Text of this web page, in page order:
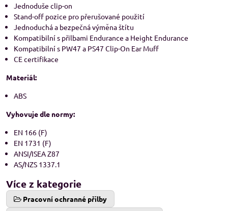
Jednoduše clip-on
Stand-off pozice pro přerušované použití
Jednoduchá a bezpečná výměna štítu
Kompatibilní s přilbami Endurance a Height Endurance
Kompatibilní s PW47 a PS47 Clip-On Ear Muff
CE certifikace
Materiál:
ABS
Vyhovuje dle normy:
EN 166 (F)
EN 1731 (F)
ANSI/ISEA Z87
AS/NZS 1337.1
Více z kategorie
Pracovní ochranné přilby